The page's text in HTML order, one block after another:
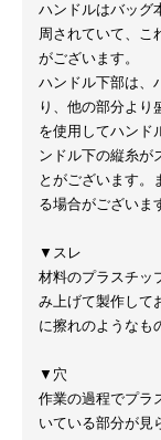
ハンドルはバッグ
周されていて、こ
がございます。
ハンドル下部は、
り、他の部分より
を使用してハンド
ンドル下の縦糸が
とがございます。
る場合がございま
▼スレ
材料のプラスチッ
み上げて製作して
に擦れのようなも
▼穴
作業の過程でプラ
いている部分が見